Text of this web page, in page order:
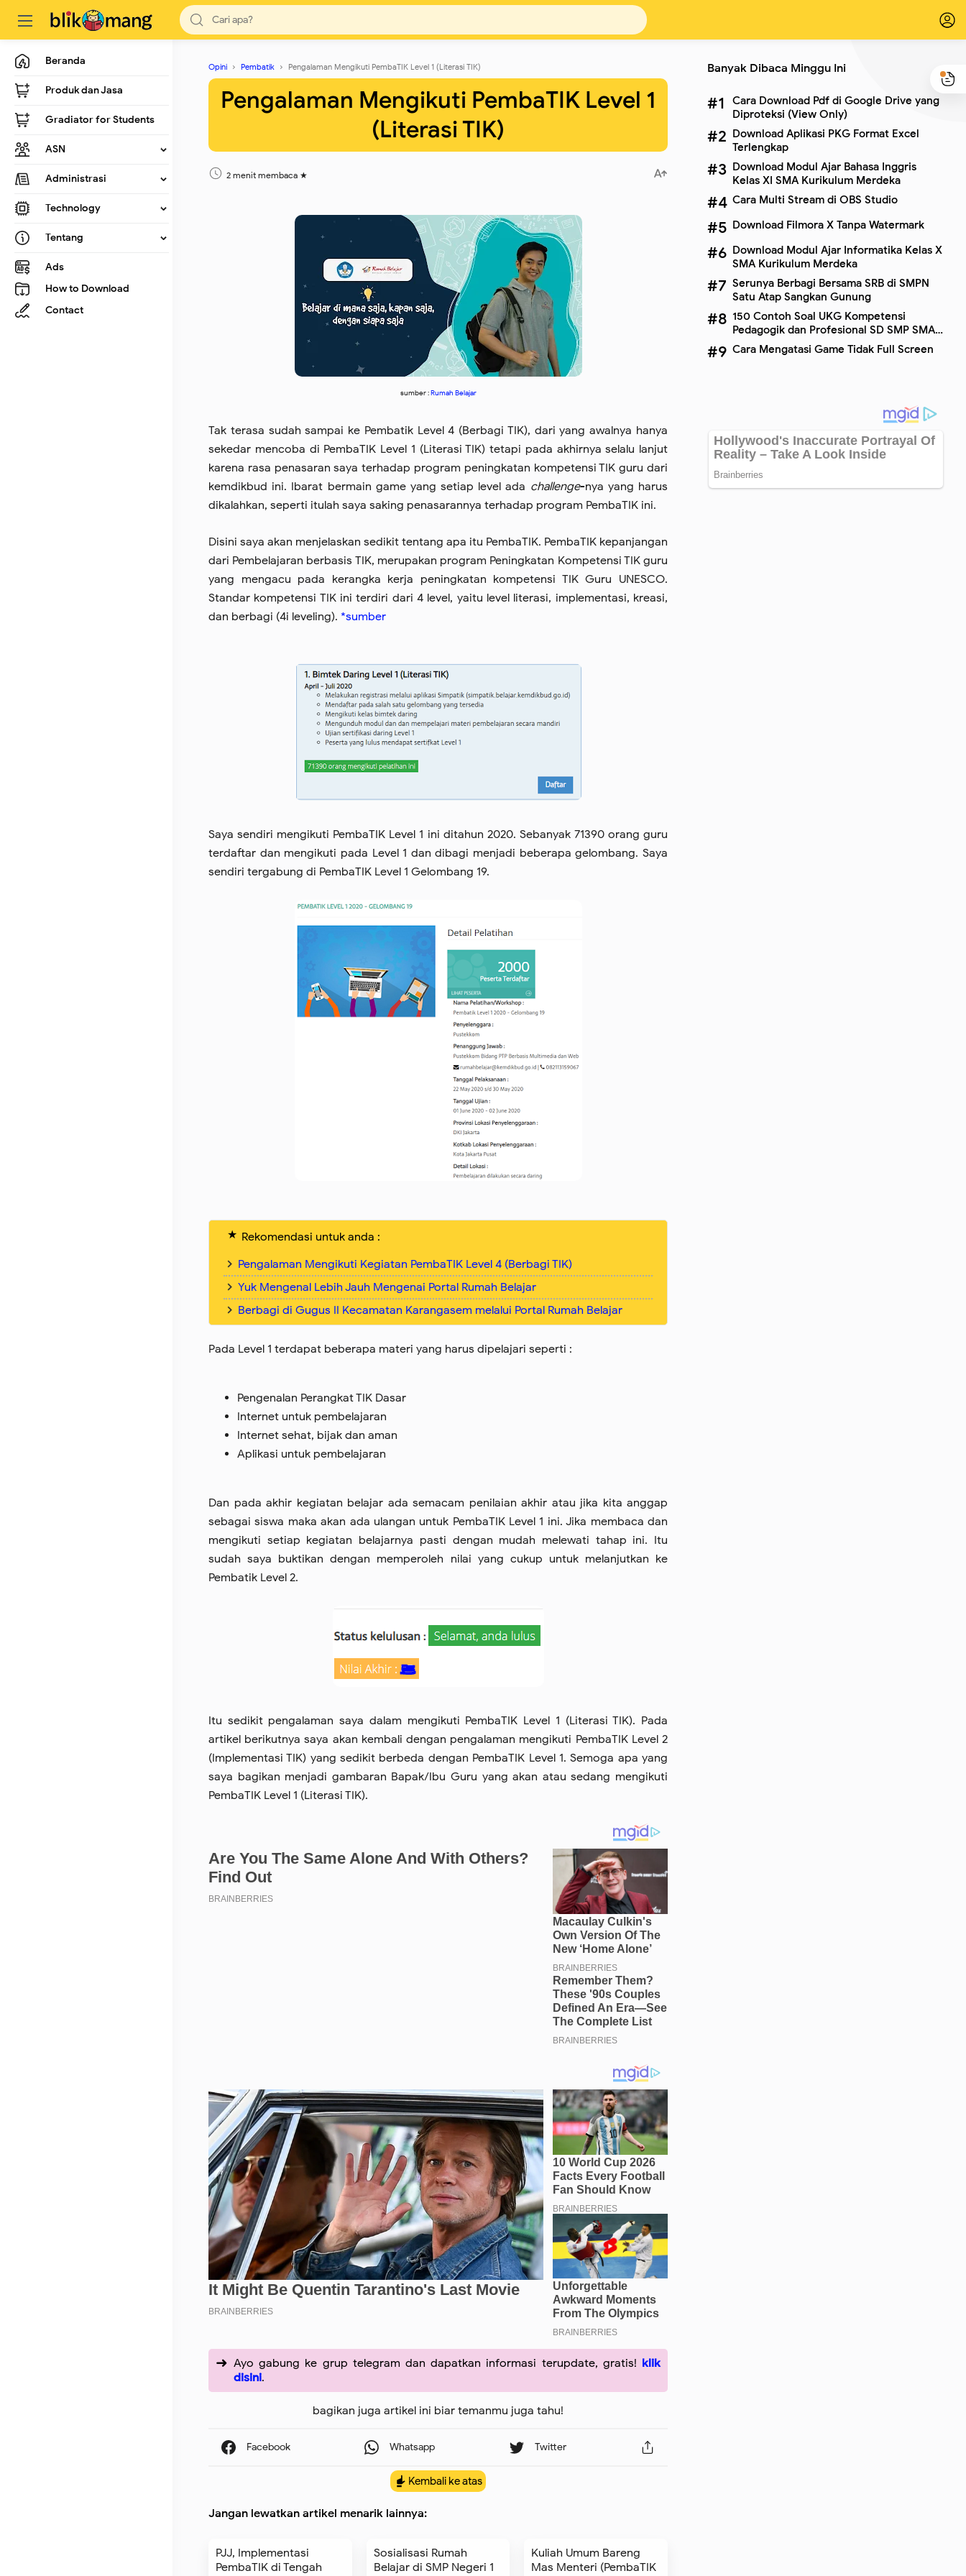
Opini Pembatik Pengalaman Mengikuti PembaTIK Level 1 (Literasi TIK)
Pengalaman Mengikuti PembaTIK Level 1
(Literasi TIK)
2 menit membaca
sumber :Rumah Belajar
Tak terasa sudah sampai ke Pembatik Level 4 (Berbagi TIK), dari yang awalnya hanya
sekedar mencoba di PembaTIK Level 1 (Literasi TIK) tetapi pada akhirnya selalu lanjut
karena rasa penasaran saya terhadap program peningkatan kompetensi TIK guru dari
kemdikbud ini. Ibarat bermain game yang setiap level ada challenge-nya yang harus
dikalahkan, seperti itulah saya saking penasarannya terhadap program PembaTIK ini.
Disini saya akan menjelaskan sedikit tentang apa itu PembaTIK. PembaTIK kepanjangan
dari Pembelajaran berbasis TIK, merupakan program Peningkatan Kompetensi TIK guru
yang mengacu pada kerangka kerja peningkatan kompetensi TIK Guru UNESCO.
Standar kompetensi TIK ini terdiri dari 4 level, yaitu level literasi, implementasi, kreasi,
dan berbagi (4i leveling). *sumber
Saya sendiri mengikuti PembaTIK Level 1 ini ditahun 2020. Sebanyak 71390 orang guru
terdaftar dan mengikuti pada Level 1 dan dibagi menjadi beberapa gelombang. Saya
sendiri tergabung di PembaTIK Level 1 Gelombang 19.
Rekomendasi untuk anda :
Pengalaman Mengikuti Kegiatan PembaTIK Level 4 (Berbagi TIK)
Yuk Mengenal Lebih Jauh Mengenai Portal Rumah Belajar
Berbagi di Gugus II Kecamatan Karangasem melalui Portal Rumah Belajar
Pada Level 1 terdapat beberapa materi yang harus dipelajari seperti :
Pengenalan Perangkat TIK Dasar
Internet untuk pembelajaran
Internet sehat, bijak dan aman
Aplikasi untuk pembelajaran
Dan pada akhir kegiatan belajar ada semacam penilaian akhir atau jika kita anggap
sebagai siswa maka akan ada ulangan untuk PembaTIK Level 1 ini. Jika membaca dan
mengikuti setiap kegiatan belajarnya pasti dengan mudah melewati tahap ini. Itu
sudah saya buktikan dengan memperoleh nilai yang cukup untuk melanjutkan ke
Pembatik Level 2.
Itu sedikit pengalaman saya dalam mengikuti PembaTIK Level 1 (Literasi TIK). Pada
artikel berikutnya saya akan kembali dengan pengalaman mengikuti PembaTIK Level 2
(Implementasi TIK) yang sedikit berbeda dengan PembaTIK Level 1. Semoga apa yang
saya bagikan menjadi gambaran Bapak/Ibu Guru yang akan atau sedang mengikuti
PembaTIK Level 1 (Literasi TIK).
Ayo gabung ke grup telegram dan dapatkan informasi terupdate, gratis! klik
disini.
bagikan juga artikel ini biar temanmu juga tahu!
Kembali ke atas
Jangan lewatkan artikel menarik lainnya:
PJJ, Implementasi
PembaTIK di Tengah
Sosialisasi Rumah
Belajar di SMP Negeri 1
Kuliah Umum Bareng
Mas Menteri (PembaTIK
Banyak Dibaca Minggu Ini
Cara Download Pdf di Google Drive yang
Diproteksi (View Only)
Download Aplikasi PKG Format Excel
Terlengkap
Download Modul Ajar Bahasa Inggris
Kelas XI SMA Kurikulum Merdeka
Cara Multi Stream di OBS Studio
Download Filmora X Tanpa Watermark
Download Modul Ajar Informatika Kelas X
SMA Kurikulum Merdeka
Serunya Berbagi Bersama SRB di SMPN
Satu Atap Sangkan Gunung
150 Contoh Soal UKG Kompetensi
Pedagogik dan Profesional SD SMP SMA
SMK Terbaru
Cara Mengatasi Game Tidak Full Screen
Beranda
Produk dan Jasa
Gradiator for Students
ASN
Administrasi
Technology
Tentang
Ads
How to Download
Contact